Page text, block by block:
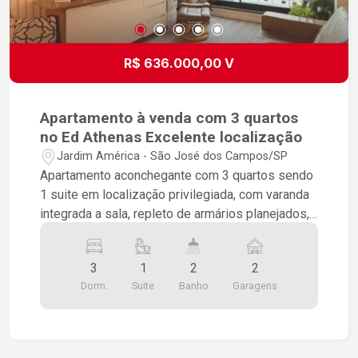
R$ 636.000,00 V
Apartamento à venda com 3 quartos
no Ed Athenas Excelente localização
Jardim América - São José dos Campos/SP
Apartamento aconchegante com 3 quartos sendo
1 suite em localização privilegiada, com varanda
integrada a sala, repleto de armários planejados,
garagem cobertas e hobby box. Condomínio com
lazer completo com piscina adulto e infantil,
quadras poliesportivas, quiosques com
3
Dorm.
1
Suite
2
Banho
2
Garagens